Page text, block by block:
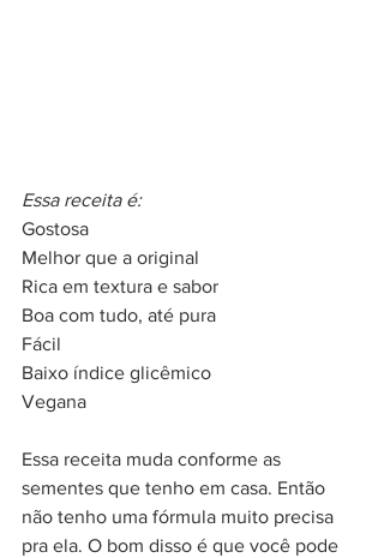
Essa receita é:
Gostosa
Melhor que a original
Rica em textura e sabor
Boa com tudo, até pura
Fácil
Baixo índice glicêmico
Vegana
Essa receita muda conforme as
sementes que tenho em casa. Então
não tenho uma fórmula muito precisa
pra ela. O bom disso é que você pode